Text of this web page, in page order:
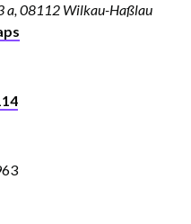
a, 08112 Wilkau-Haßlau